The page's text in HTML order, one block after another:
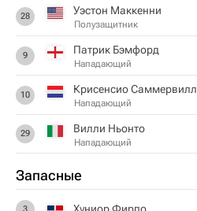
28 Уэстон Маккенни
Полузащитник
9 Патрик Бэмфорд
Нападающий
10 Крисенсио Саммервилл
Нападающий
29 Вилли Ньонто
Нападающий
Запасные
3